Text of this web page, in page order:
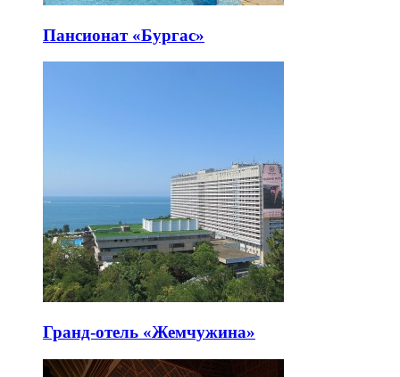
Пансионат «Бургас»
Гранд-отель «Жемчужина»